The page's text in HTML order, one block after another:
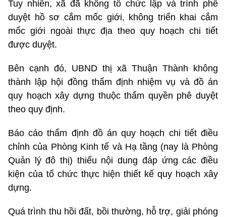
Tuy nhiên, xã đã không tổ chức lập và trình phê
duyệt hồ sơ cắm mốc giới, không triển khai cắm
mốc giới ngoài thực địa theo quy hoạch chi tiết
được duyệt.
Bên cạnh đó, UBND thị xã Thuận Thành không
thành lập hội đồng thẩm định nhiệm vụ và đồ án
quy hoạch xây dựng thuộc thẩm quyền phê duyệt
theo quy định.
Báo cáo thẩm định đồ án quy hoạch chi tiết điều
chỉnh của Phòng Kinh tế và Hạ tầng (nay là Phòng
Quản lý đô thị) thiếu nội dung đáp ứng các điều
kiện của tổ chức thực hiện thiết kế quy hoạch xây
dựng.
Quá trình thu hồi đất, bồi thường, hỗ trợ, giải phóng